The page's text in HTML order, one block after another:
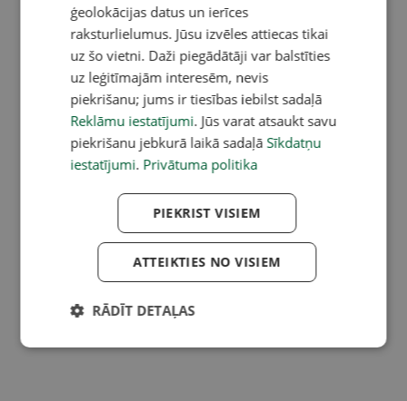
ģeolokācijas datus un ierīces
raksturlielumus. Jūsu izvēles attiecas tikai
uz šo vietni. Daži piegādātāji var balstīties
uz leģitīmajām interesēm, nevis
piekrišanu; jums ir tiesības iebilst sadaļā
Reklāmu iestatījumi. Jūs varat atsaukt savu
piekrišanu jebkurā laikā sadaļā Sīkdatņu
iestatījumi. Privātuma politika
PIEKRIST VISIEM
ATTEIKTIES NO VISIEM
RĀDĪT DETAĻAS